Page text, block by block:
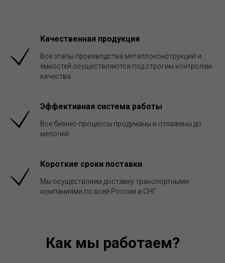
Качественная продукция
Все этапы производства металлоконструкций и
ёмкостей осуществляются под строгим контролем
качества
Эффективная система работы
Все бизнес-процессы продуманы и отлажены до
мелочей.
Короткие сроки поставки
Мы осуществляем доставку транспортными
компаниями по всей России и СНГ.
Как мы работаем?